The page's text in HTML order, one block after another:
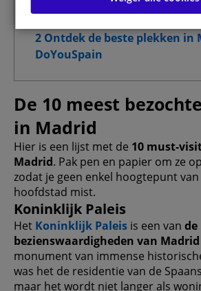
1.9 Prado Museum
2 Ontdek de beste plekken in
DoYouSpain
De 10 meest
in Madrid
Hier is een lijst met de 10 must-
Madrid. Pak pen en papier om ze
zodat je geen enkel hoogtepunt van
hoofdstad mist.
Koninklijk Paleis
Het Koninklijk Paleis is een van de
bezienswaardigheden van Madrid
monument van immense
was het de residentie van de
maar het wordt niet langer als
Functionele cookies
Geavanceerde advertentiecookies
Mijn keuzes